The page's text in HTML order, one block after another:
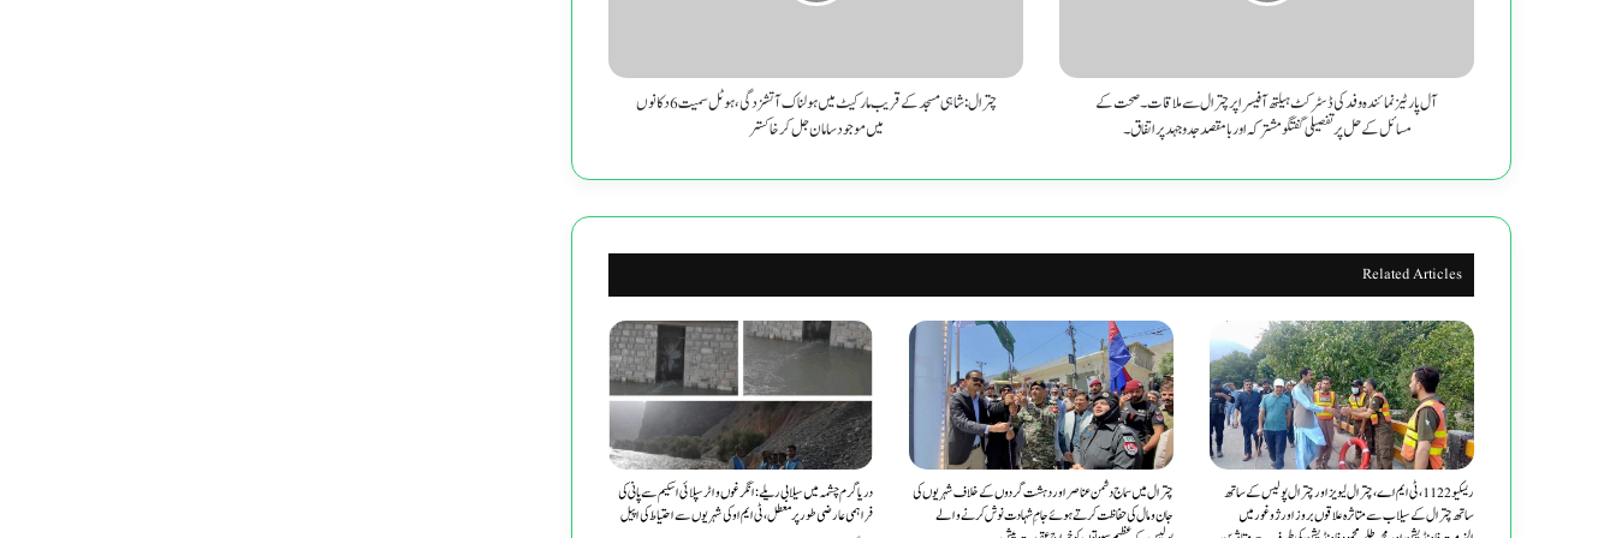
اپر
صحت
کے
حل
پر
تفصیلی
گفتگو
مشترکہ
اور
با
مقصد
جدوجہد
پر
اتفاق۔
آل پارٹیز نمائندہ وفد کی ڈسٹرکٹ ہیلتھ آفیسر اپر چترال سے ملاقات۔ صحت کے
مسائل کے حل پر تفصیلی گفتگو مشترکہ اور با مقصد جدوجہد پر اتفاق۔
آتشزدگی،
دکانوں
سامان
کر
خاکستر
چترال: شاہی مسجد کے قریب مارکیٹ میں ہولناک آتشزدگی، ہوٹل سمیت 6 دکانوں
میں موجود سامان جل کر خاکستر
Related Articles
ریسکیو 1122، ٹی ایم اے، چترال لیویز اور چترال پولیس کے ساتھ
ساتھ چترال کے سیلاب سے متاثرہ علاقوں بروز اور ژوغور میں
چترال میں سماج دشمن عناصر اور دہشت گردوں کے خلاف شہریوں کی
جان و مال کی حفاظت کرتے ہوئے جامِ شہادت نوش کرنے والے
دریا گرم چشمہ میں سیلابی ریلے: انگرغوں واٹر سپلائی اسکیم سے پانی کی
فراہمی عارضی طور پر معطل، ٹی ایم او کی شہریوں سے احتیاط کی اپیل